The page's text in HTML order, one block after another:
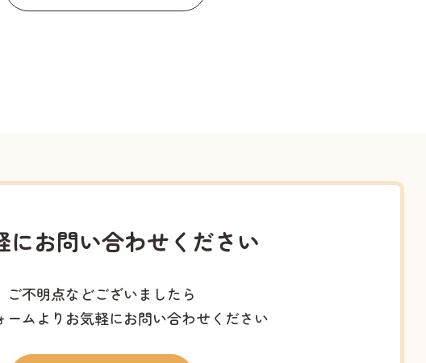
にお問い合わせください
ご不明点などございましたら
ームよりお気軽にお問い合わせください